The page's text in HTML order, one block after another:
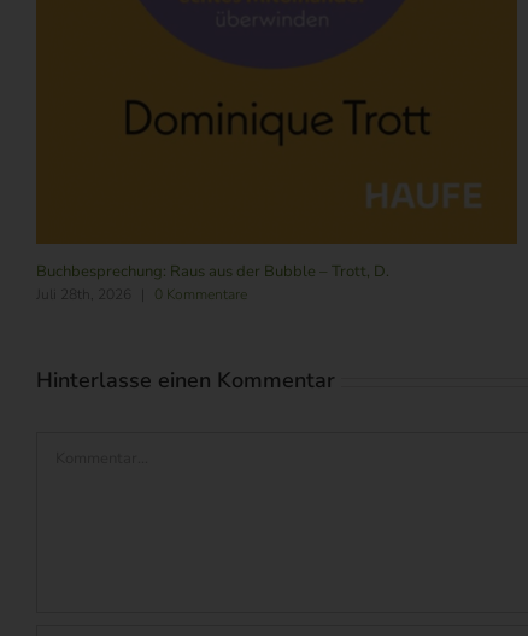
Buchbesprechung: Raus aus der Bubble – Trott, D.
Juli 28th, 2026 0 Kommentare
Hinterlasse einen Kommentar